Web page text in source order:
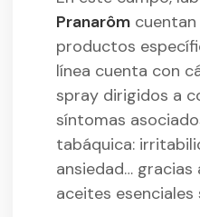
Pranarôm
productos
línea cuenta con
spray dirigidos a
síntomas
tabáquica:
ansiedad… gracias
aceites esenciales